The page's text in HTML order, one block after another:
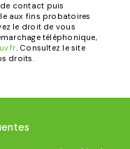
contact puis
aux fins probatoires
le droit de vous
téléphonique,
. Consultez le site
droits.